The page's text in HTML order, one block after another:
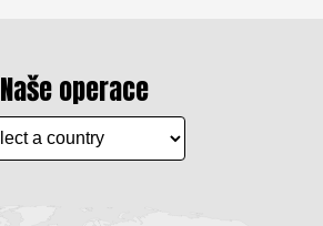
Naše operace